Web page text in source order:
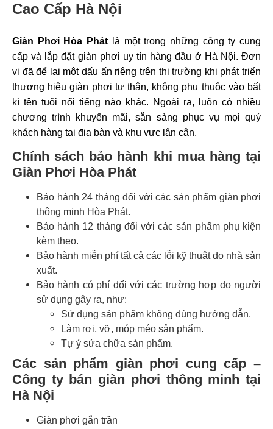
Cao Cấp Hà Nội
Giàn Phơi Hòa Phát
là một trong những công ty cung
cấp và lắp đặt giàn phơi uy tín hàng đầu ở Hà Nội. Đơn
vị đã để lại một dấu ấn riêng trên thị trường khi phát triển
thương hiệu giàn phơi tự thân, không phụ thuộc vào bất
kì tên tuổi nổi tiếng nào khác. Ngoài ra, luôn có nhiều
chương trình khuyến mãi, sẵn sàng phục vụ mọi quý
khách hàng tại địa bàn và khu vực lân cận.
Chính sách bảo hành khi mua hàng tại
Giàn Phơi Hòa Phát
Bảo hành 24 tháng đối với các sản phẩm giàn phơi
thông minh Hòa Phát.
Bảo hành 12 tháng đối với các sản phẩm phụ kiện
kèm theo.
Bảo hành miễn phí tất cả các lỗi kỹ thuật do nhà sản
xuất.
Bảo hành có phí đối với các trường hợp do người
sử dụng gây ra, như:
Sử dụng sản phẩm không đúng hướng dẫn.
Làm rơi, vỡ, móp méo sản phẩm.
Tự ý sửa chữa sản phẩm.
Các sản phẩm giàn phơi cung cấp –
Công ty bán giàn phơi thông minh tại
Hà Nội
Giàn phơi gắn trần